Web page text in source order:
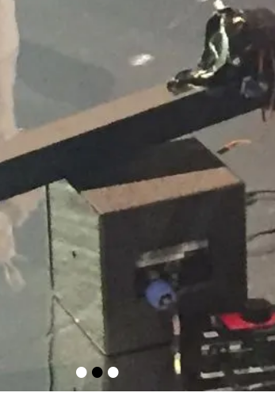
•••
weiterlesen...